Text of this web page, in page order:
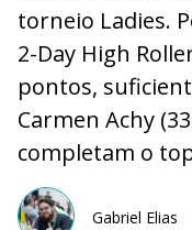
torneio Ladies.
2-Day High
pontos,
Carmen Achy
completam o
Gabriel Elias